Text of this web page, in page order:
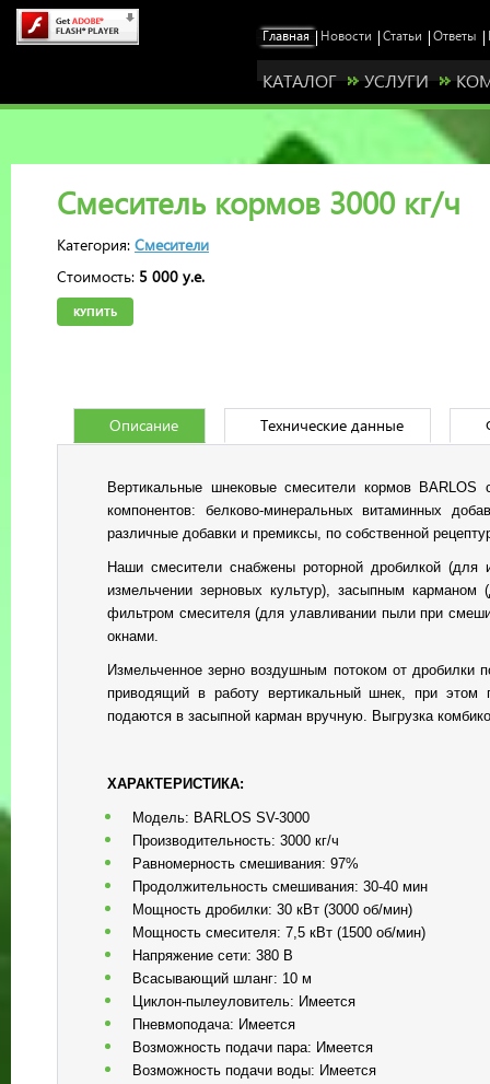
КАТАЛОГ УСЛУГИ
Станьте нашим представителем у себя в
Смеситель кормов 3000 кг/ч
Категория: Смесители
Стоимость: 5 000 у.е.
КУПИТЬ
Описание Технические данные
Вертикальные шнековые смесители кормов
компонентов: белково-минеральных витаминных
различные добавки и премиксы, по собственной
Наши смесители снабжены роторной дробилкой (для
измельчении зерновых культур), засыпным карманом
фильтром смесителя (для улавливании пыли при
окнами.
Измельченное зерно воздушным потоком от дробилки
приводящий в работу вертикальный шнек, при этом
подаются в засыпной карман вручную. Выгрузка
ХАРАКТЕРИСТИКА:
Модель: BARLOS SV-3000
Производительность: 3000 кг/ч
Равномерность смешивания: 97%
Продолжительность смешивания: 30-40 мин
Мощность дробилки: 30 кВт (3000 об/мин)
Мощность смесителя: 7,5 кВт (1500 об/мин)
Напряжение сети: 380 В
Всасывающий шланг: 10 м
Циклон-пылеуловитель: Имеется
Пневмоподача: Имеется
Возможность подачи пара: Имеется
Возможность подачи воды: Имеется